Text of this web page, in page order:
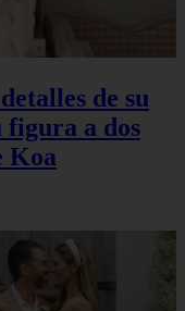
de su
figura a dos
Koa